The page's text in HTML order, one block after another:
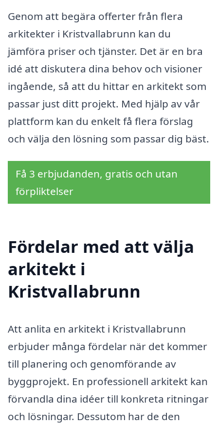
Genom att begära offerter från flera
arkitekter i Kristvallabrunn kan du
jämföra priser och tjänster. Det är en bra
idé att diskutera dina behov och visioner
ingående, så att du hittar en arkitekt som
passar just ditt projekt. Med hjälp av vår
plattform kan du enkelt få flera förslag
och välja den lösning som passar dig bäst.
Få 3 erbjudanden, gratis och utan
förpliktelser
Fördelar med att välja
arkitekt i
Kristvallabrunn
Att anlita en arkitekt i Kristvallabrunn
erbjuder många fördelar när det kommer
till planering och genomförande av
byggprojekt. En professionell arkitekt kan
förvandla dina idéer till konkreta ritningar
och lösningar. Dessutom har de den